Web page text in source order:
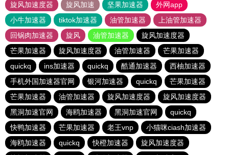
旋风加速度器
旋风加速 坚果加速器
外网app
小牛加速器
tiktok加速器 油管加速器
上油管加速器
回锅肉加速器
旋风 油管加速器
旋风加速度器
芒果加速器
旋风加速度器 油管加速器
芒果加速器
quickq
ins加速器 quickq 酷通加速器
西柚加速器
手机外国加速器官网
银河加速器 quickq
芒果加速器
芒果加速器
油管加速器 旋风加速度器
旋风加速度器
黑洞加速官网
海鸥加速器 黑洞加速官网
quickq
快鸭加速器
芒果加速器 老王vnp
小猫咪ciash加速器
海鸥加速器
quickq 快橙加速器
旋风加速度器